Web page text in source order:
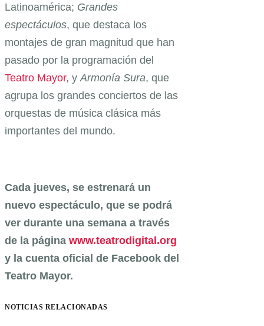
Latinoamérica; Grandes
espectáculos, que destaca los
montajes de gran magnitud que han
pasado por la programación del
Teatro Mayor, y Armonía Sura, que
agrupa los grandes conciertos de las
orquestas de música clásica más
importantes del mundo.
Cada jueves, se estrenará un
nuevo espectáculo, que se podrá
ver durante una semana a través
de la página www.teatrodigital.org
y la cuenta oficial de Facebook del
Teatro Mayor.
NOTICIAS RELACIONADAS